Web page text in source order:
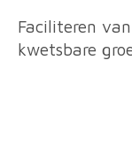
Faciliteren
kwetsbare